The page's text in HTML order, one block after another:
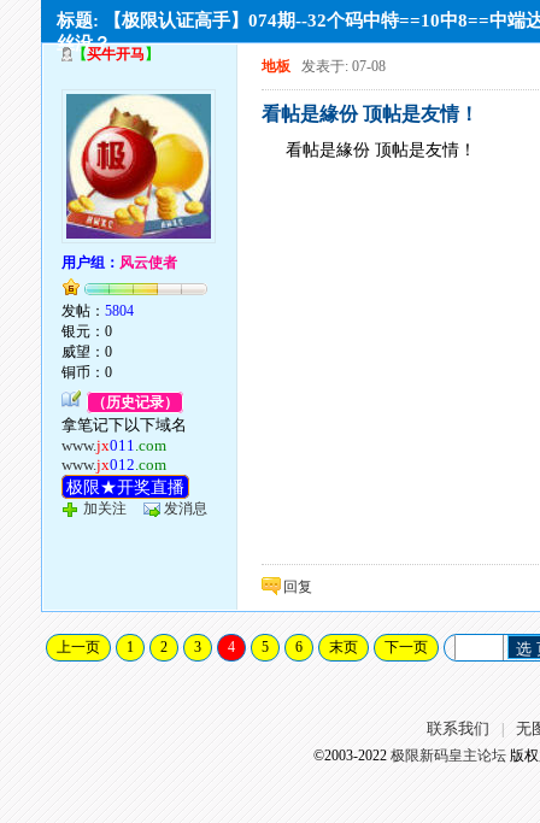
标题: 【极限认证高手】074期--32个码中特==10中8==中端
丝没？
【买牛开马 】
用户组： 风云使者
发帖：5804
银元：0
威望：0
铜币：0
（历史记录）
拿笔记下以下域名
www.jx011.com
www.jx012.com
极限★开奖直播
加关注 发消息
地板 发表于: 07-08
看帖是緣份 顶帖是友情！
看帖是緣份 顶帖是友情！
回复
上一页 1 2 3 4 5 6 末页 下一页 选
联系我们 无
©2003-2022 极限新码皇主论坛版权